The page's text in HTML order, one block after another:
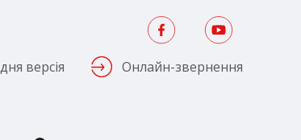
версія Онлайн-звернення